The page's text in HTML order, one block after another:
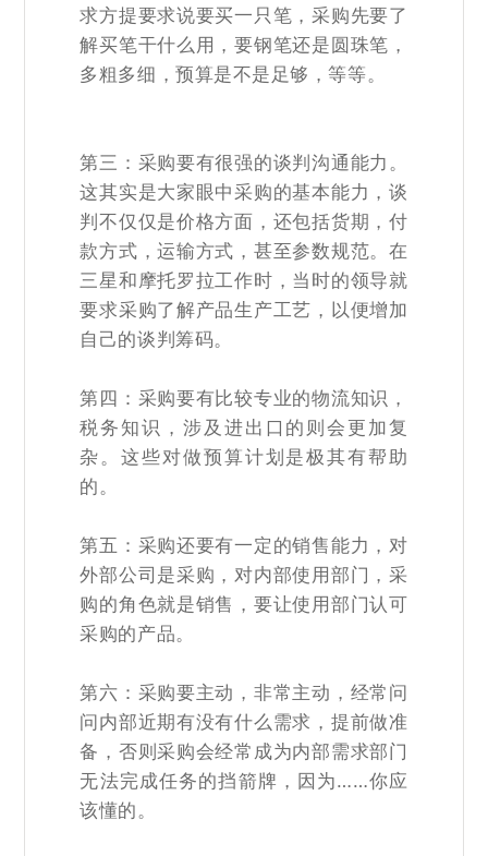
求方提要求说要买一只笔，采购先要了
解买笔干什么用，要钢笔还是圆珠笔，
多粗多细，预算是不是足够，等等。
第三：采购要有很强的谈判沟通能力。
这其实是大家眼中采购的基本能力，谈
判不仅仅是价格方面，还包括货期，付
款方式，运输方式，甚至参数规范。在
三星和摩托罗拉工作时，当时的领导就
要求采购了解产品生产工艺，以便增加
自己的谈判筹码。
第四：采购要有比较专业的物流知识，
税务知识，涉及进出口的则会更加复
杂。这些对做预算计划是极其有帮助
的。
第五：采购还要有一定的销售能力，对
外部公司是采购，对内部使用部门，采
购的角色就是销售，要让使用部门认可
采购的产品。
第六：采购要主动，非常主动，经常问
问内部近期有没有什么需求，提前做准
备，否则采购会经常成为内部需求部门
无法完成任务的挡箭牌，因为……你应
该懂的。